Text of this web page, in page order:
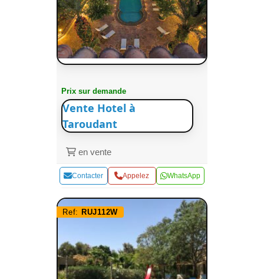
Prix sur demande
Vente Hotel à
Taroudant
en vente
Contacter Appelez WhatsApp
Ref: RUJ112W